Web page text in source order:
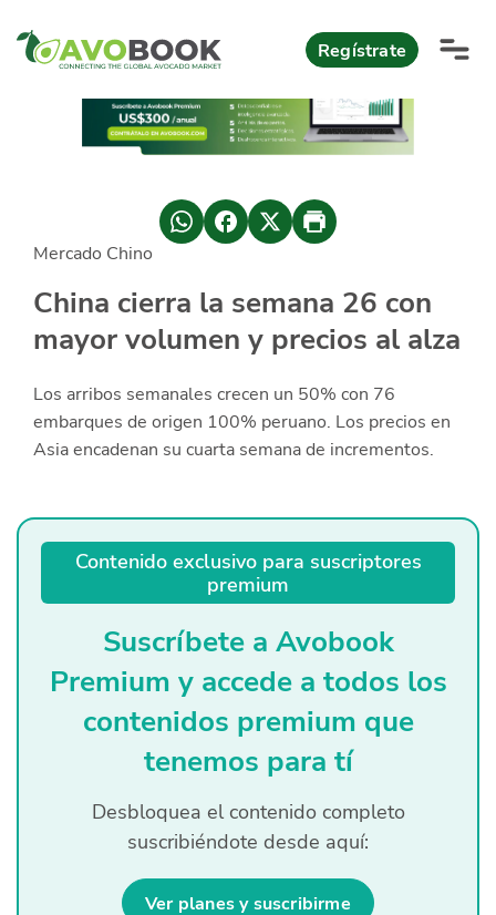
Regístrate
AvoReports
AvoMagazine
AvoEvents
Iniciar Sesión
Quiénes Somos
Productores
Contacto
modo claro Español
Mercado Chino
China cierra la semana 26 con
mayor volumen y precios al alza
Los arribos semanales crecen un 50% con 76
embarques de origen 100% peruano. Los precios en
Asia encadenan su cuarta semana de incrementos.
Contenido exclusivo para suscriptores
premium
Suscríbete a Avobook
Premium y accede a todos los
contenidos premium que
tenemos para tí
Desbloquea el contenido completo
suscribiéndote desde aquí:
Ver planes y suscribirme